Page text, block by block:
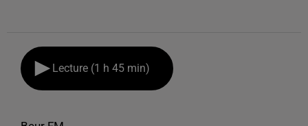
Lecture (1 h 45 min)